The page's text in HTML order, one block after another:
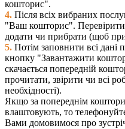
кошторис".
4. Після всіх вибраних
"Ваш кошторис".
додати чи прибрати (щоб
5. Потім заповнити всі дані
кнопку "Завантажити
скачається попередній
прочитати, звірити чи всі
необхідності).
Якщо за попереднім
влаштовують, то
Вами домовимося про